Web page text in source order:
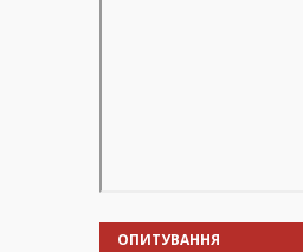
ОПИТУВАННЯ